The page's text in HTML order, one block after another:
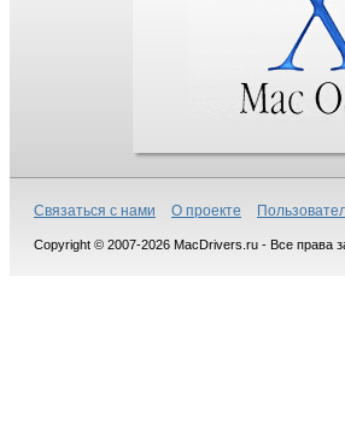
Связаться с нами О проекте
Copyright © 2007-2026 MacDrivers.ru - Все права